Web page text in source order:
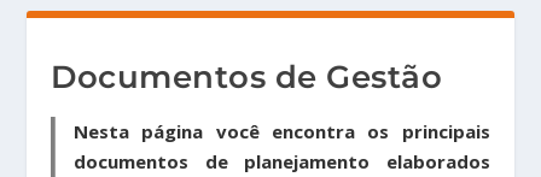
Documentos de Gestão
Nesta página você encontra os principais
documentos de planejamento elaborados